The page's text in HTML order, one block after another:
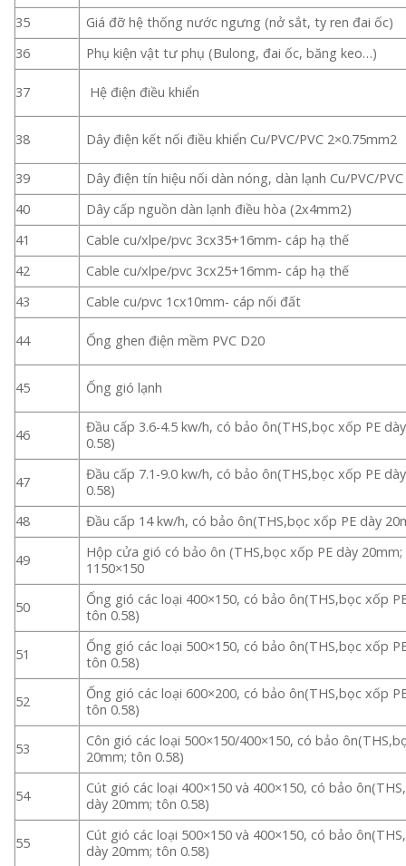
35
Giá đỡ hệ thống nước ngưng (nở sắt, ty ren đai ốc)
36
Phụ kiện vật tư phụ (Bulong, đai ốc, băng keo…)
37 Hệ điện điều khiển
38 Dây điện kết nối điều khiển Cu/PVC/PVC 2×0.75mm2
39
Dây điện tín hiệu nối dàn nóng, dàn lạnh Cu/PVC/
40
Dây cấp nguồn dàn lạnh điều hòa (2x4mm2)
41
Cable cu/xlpe/pvc 3cx35+16mm- cáp hạ thế
42
Cable cu/xlpe/pvc 3cx25+16mm- cáp hạ thế
43
Cable cu/pvc 1cx10mm- cáp nối đất
44 Ống ghen điện mềm PVC D20
45 Ống gió lạnh
46
Đầu cấp 3.6-4.5 kw/h, có bảo ôn(THS,bọc xốp PE
0.58)
47
Đầu cấp 7.1-9.0 kw/h, có bảo ôn(THS,bọc xốp PE
0.58)
48
Đầu cấp 14 kw/h, có bảo ôn(THS,bọc xốp PE dày
49
Hộp cửa gió có bảo ôn (THS,bọc xốp PE dày 20mm;
1150×150
50
Ống gió các loại 400×150, có bảo ôn(THS,bọc xốp
tôn 0.58)
51
Ống gió các loại 500×150, có bảo ôn(THS,bọc xốp
tôn 0.58)
52
Ống gió các loại 600×200, có bảo ôn(THS,bọc xốp
tôn 0.58)
53
Côn gió các loại 500×150/400×150, có bảo
20mm; tôn 0.58)
54
Cút gió các loại 400×150 và 400×150, có bảo
dày 20mm; tôn 0.58)
55
Cút gió các loại 500×150 và 400×150, có bảo
dày 20mm; tôn 0.58)